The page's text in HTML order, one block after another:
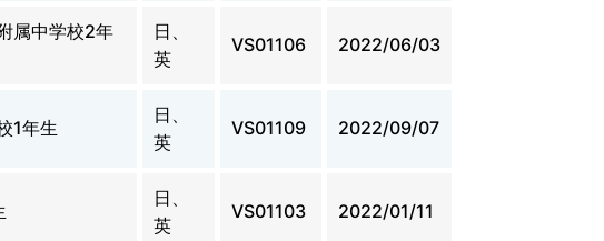
属中学校2年
日、
英
VS01106 2022/06/03
1年生
日、
英
VS01109 2022/09/07
日、
英
VS01103 2022/01/11